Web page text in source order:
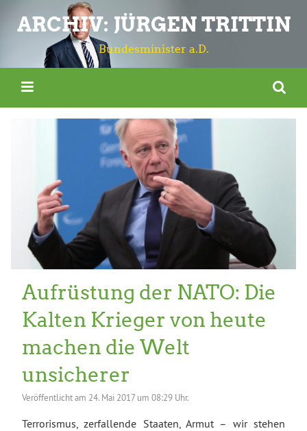
ARCHIV: JÜRGEN TRITTIN
Bundesminister a.D.
Aufrüstung der NATO: Die
Kalten Krieger von heute
machen die Welt
unsicherer
Veröffentlicht am 24. Mai 2017 um 08:29 Uhr.
Terrorismus, zerfallende Staaten, Armut – wir stehen